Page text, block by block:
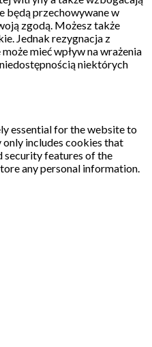
będą przechowywane w
zgodą. Możesz także
Jednak rezygnacja z
mieć wpływ na wrażenia
niektórych
essential for the website to
includes cookies that
security features of the
any personal information.